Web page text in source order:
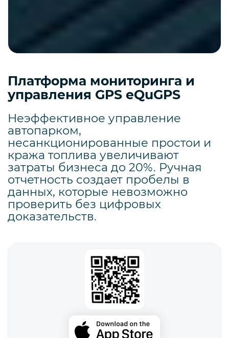
Платформа мониторинга и
управления GPS eQuGPS
Неэффективное управление
автопарком,
несанкционированные простои и
кража топлива увеличивают
затраты бизнеса до 20%. Ручная
отчетность создает пробелы в
данных, которые невозможно
проверить без цифровых
доказательств.